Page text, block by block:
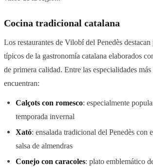
Cocina tradicional catalana
Los restaurantes de Vilobí del Penedès
típicos de la gastronomía catalana elaborados
de primera calidad. Entre las especialidades más
encuentran:
Calçots con romesco: especialmente
temporada invernal
Xató: ensalada tradicional del Penedès con
salsa de almendras
Conejo con caracoles: plato emblemático